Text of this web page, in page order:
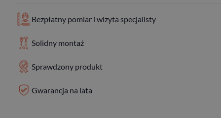
Bezpłatny pomiar i wizyta specjalisty
Solidny montaż
Sprawdzony produkt
Gwarancja na lata